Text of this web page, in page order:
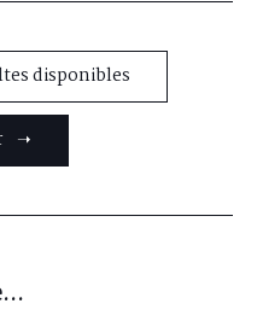
disponibles
➝